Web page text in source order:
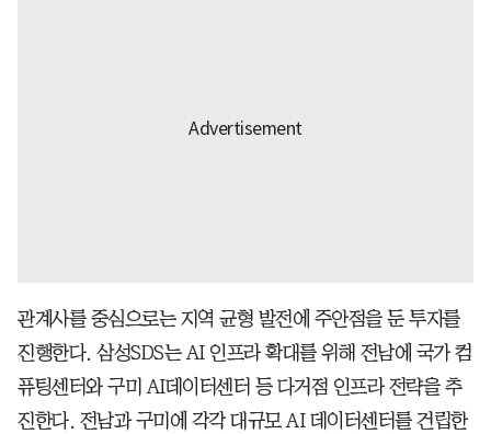
관계사를 중심으로는 지역 균형 발전에 주안점을 둔 투자를
진행한다. 삼성SDS는 AI 인프라 확대를 위해 전남에 국가 컴
퓨팅센터와 구미 AI데이터센터 등 다거점 인프라 전략을 추
진한다. 전남과 구미에 각각 대규모 AI 데이터센터를 건립한